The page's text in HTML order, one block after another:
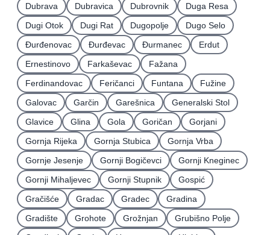
Dubrava
Dubravica Dubrovnik
Duga Resa
Dugi Otok
Dugi Rat Dugopolje
Dugo Selo
Ðurđenovac
Ðurđevac Ðurmanec
Erdut
Ernestinovo
Farkaševac
Fažana
Ferdinandovac
Feričanci Funtana
Fužine
Galovac
Garčin Garešnica
Generalski Stol
Glavice
Glina Gola Goričan
Gorjani
Gornja Rijeka
Gornja Stubica
Gornja Vrba
Gornje Jesenje
Gornji Bogičevci
Gornji Kneginec
Gornji Mihaljevec
Gornji Stupnik
Gospić
Gračišće
Gradac Gradec
Gradina
Gradište
Grohote Grožnjan
Grubišno Polje